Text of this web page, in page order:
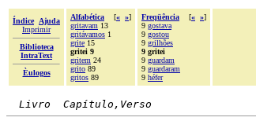
Índice
Ajuda
Imprimir
Biblioteca
IntraText
Èulogos
Alfabética [« »]
gritavam 13
gritávamos 1
grite 15
gritei 9
gritem 24
grito 89
gritos 89
Freqüência [« »]
9 gostava
9 gostou
9 grilhões
9 gritei
9 guardam
9 guardaram
9 héfer
Livro  Capítulo,Verso